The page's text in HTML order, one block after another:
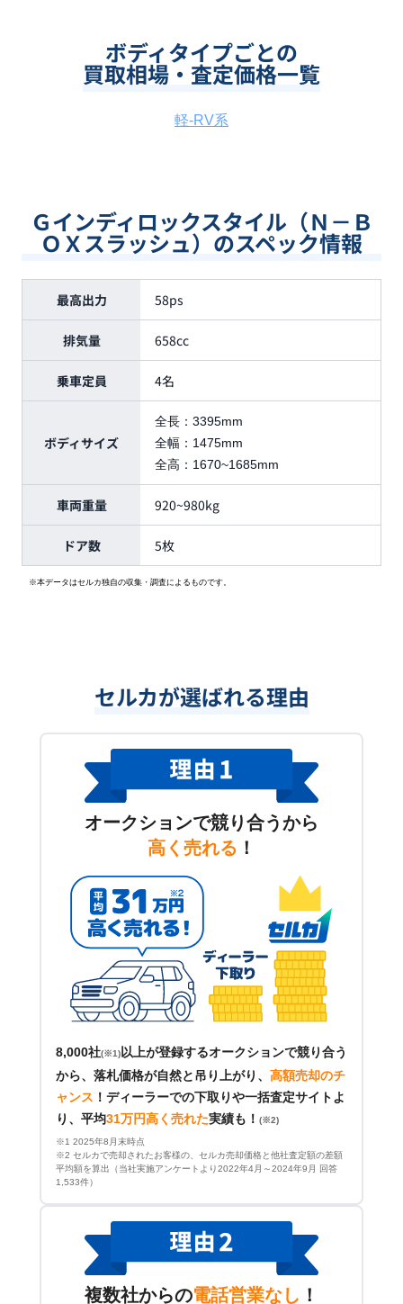
ボディタイプごとの
買取相場・査定価格一覧
軽-RV系
Ｇインディロックスタイル（Ｎ－Ｂ
ＯＸスラッシュ）のスペック情報
最高出力 58ps
排気量 658cc
乗車定員 4名
ボディサイズ
全長： 3395mm
全幅： 1475mm
全高： 1670~1685mm
車両重量 920~980kg
ドア数 5枚
※本データはセルカ独自の収集・調査によるものです。
セルカが選ばれる理由
オークションで競り合うから
高く売れる ！
8,000社(※1) 以上が登録するオークションで競り合う
から、落札価格が自然と吊り上がり、 高額売却のチ
ャンス ！ ディーラーでの下取りや一括査定サイトよ
り、平均31万円高く売れた実績も！ (※2)
※1 2025年8月末時点
※2 セルカで売却されたお客様の、セルカ売却価格と他社査定額の差額
平均額を算出（当社実施アンケートより2022年4月～2024年9月 回答
1,533件）
複数社からの電話営業なし ！